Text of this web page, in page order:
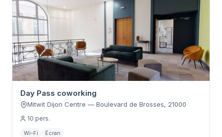
Day Pass coworking
Mitwit Dijon Centre — Boulevard de Brosses, 21000
10 pers.
Wi-Fi Écran